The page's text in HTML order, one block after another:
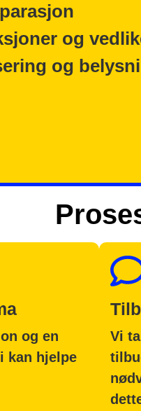
og
og
og en
kan hjelpe
Vi